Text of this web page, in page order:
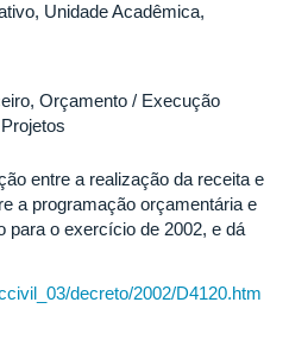
Unidade Acadêmica,
Orçamento / Execução
entre a realização da receita e
a programação orçamentária e
para o exercício de 2002, e dá
decreto/2002/D4120.htm